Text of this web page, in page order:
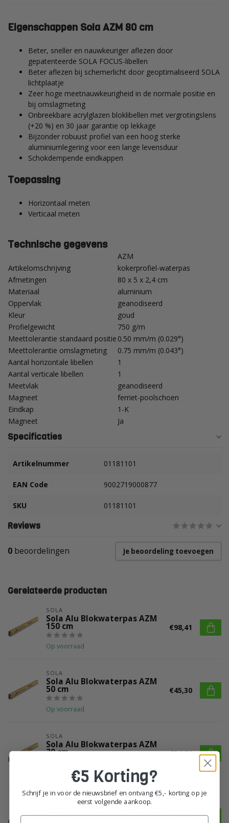
Eigenschappen Sola AZM 80 cm
Beter, sneller en nauwkeuriger aflezen door
gepatenteerde SOLA FOCUS-libellen
Beter aflezen bij schemerlicht door geoptimaliseerd SOLA
lichtplaatje
Zeer hoge meetnauwkeurigheid in de normale positie en
bij omslagmeting
Onbreekbare acrylglazen bloklibellen met vergrotingslens
(+20 %) en 30 jaar garantie op lekkage
Bijzonder robuust profiel van een hoog sterke
aluminiumlegering voor een lange levensduur
Schokdempende eindkappen
Toepassing
Horizontaal meten
Verticaal meten
Technische gegevens
AZM
Artikelomschrijving
kokerprofiel-waterpas
Afmetingen
80 x 5 x 2,4 cm
Materiaal
aluminium
Oppervlak
geanodiseerd
Kleur
goud
Profielgewicht
750 g/m
Meettolerantie standaard positie 0.50 mm/m (0.029°)
Meettolerantie omslagmeting
0.75 mm/m (0.043°)
Aantal horizontale libellen
1
Aantal verticale libellen
1
Meetvlak
geanodiseerd
Magneet
ferriet-poolschoen
Eindkap
1-K
Magneet
Ja
Specificaties
Artikelnummer 01181101
EAN Code 9002719000877
SKU 01181101
Reviews
0 beoordelingen Je beoordeling toevoegen
Gerelateerde producten
SOLA
Sola Alu Blokwaterpas AZM
150 cm
Op voorraad
€98,41
SOLA
Sola Alu Blokwaterpas AZM
50 cm
Op voorraad
€45,30
SOLA
Sola Alu Blokwaterpas AZM
30 cm
Op voorraad
€34,61
Sola Alu Blokwaterpas AZM
100 cm €70,80
€5 Korting?
Schrijf je in voor de nieuwsbrief en ontvang €5,- korting op je
eerst volgende aankoop.
Email